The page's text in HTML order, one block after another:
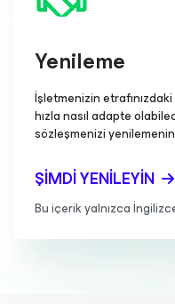
Yenileme
İşletmenizin
hızla nasıl adapte
sözleşmenizi
ŞIMDI YENILEYIN
Bu içerik yalnızca